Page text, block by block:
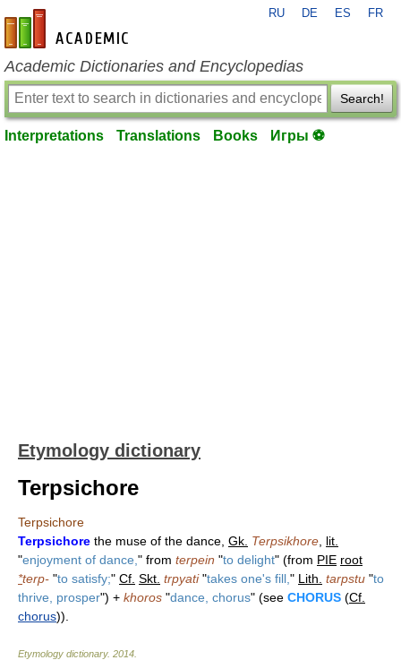
en-academic.com
RU DE ES FR
Academic Dictionaries and Encyclopedias
Search!
Interpretations Translations Books Игры ⚽
Etymology dictionary
Terpsichore
Terpsichore
Terpsichore the muse of the dance, Gk. Terpsikhore lit.
"enjoyment of dance, " from terpein "to delight" (from PIE root
*terp- "to satisfy;" Cf. Skt. trpyati"takes one's fill, " Lith. tarpstu "to
thrive, prosper") + khoros "dance, chorus" (see CHORUS (Cf.
chorus)).
Etymology dictionary. 2014